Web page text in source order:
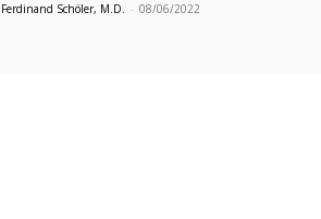
Ferdinand Schöler, M.D. - 08/06/2022